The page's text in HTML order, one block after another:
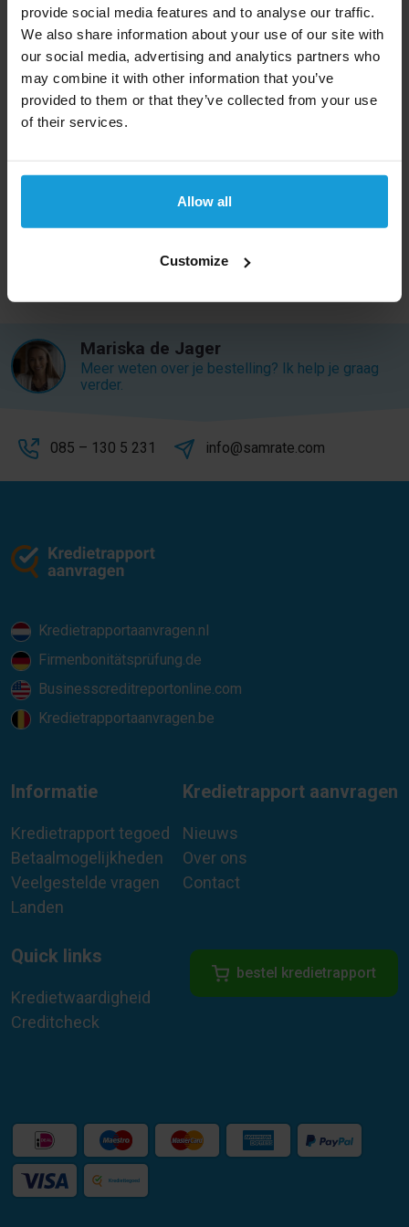
provide social media features and to analyse our traffic.
We also share information about your use of our site with
our social media, advertising and analytics partners who
may combine it with other information that you’ve
provided to them or that they’ve collected from your use
of their services.
Allow all
Customize
eenvoudig op Kredietrapportaanvragen.nl voor
slechts 6,95 euro per stuk.
Terug naar het overzicht
Mariska de Jager
Meer weten over je bestelling? Ik help je graag
verder.
085 – 130 5 231 info@samrate.com
Kredietrapportaanvragen.nl
Firmenbonitätsprüfung.de
Businesscreditreportonline.com
Kredietrapportaanvragen.be
Informatie
Kredietrapport tegoed
Betaalmogelijkheden
Veelgestelde vragen
Landen
Kredietrapport aanvragen
Nieuws
Over ons
Contact
Quick links
Kredietwaardigheid
Creditcheck
bestel kredietrapport